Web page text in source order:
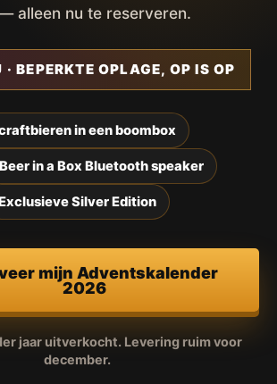
alleen nu te reserveren.
· BEPERKTE OPLAGE, OP IS OP
in een boombox
in a Box Bluetooth speaker
Silver Edition
mijn Adventskalender
2026
jaar uitverkocht. Levering ruim voor
december.